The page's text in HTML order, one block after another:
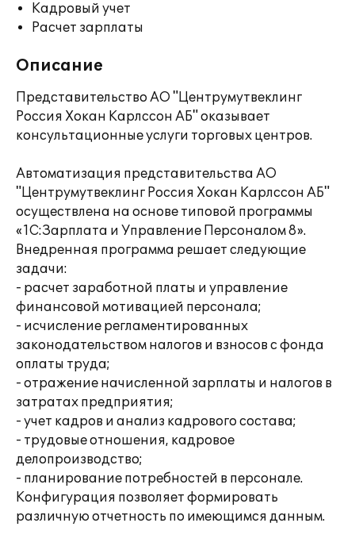
Кадровый учет
Расчет зарплаты
Описание
Представительство АО "Центрумутвеклинг
Россия Хокан Карлссон АБ" оказывает
консультационные услуги торговых центров.
Автоматизация представительства АО
"Центрумутвеклинг Россия Хокан Карлссон АБ"
осуществлена на основе типовой программы
«1С:Зарплата и Управление Персоналом 8».
Внедренная программа решает следующие
задачи:
- расчет заработной платы и управление
финансовой мотивацией персонала;
- исчисление регламентированных
законодательством налогов и взносов с фонда
оплаты труда;
- отражение начисленной зарплаты и налогов в
затратах предприятия;
- учет кадров и анализ кадрового состава;
- трудовые отношения, кадровое
делопроизводство;
- планирование потребностей в персонале.
Конфигурация позволяет формировать
различную отчетность по имеющимся данным.